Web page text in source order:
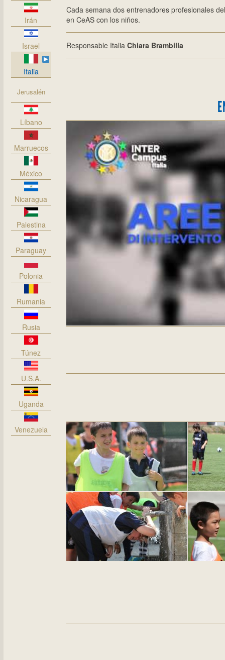
Irán
Israel
Italia
Jerusalén
Líbano
Marruecos
México
Nicaragua
Palestina
Paraguay
Polonia
Rumania
Rusia
Túnez
U.S.A.
Uganda
Venezuela
Cada semana dos entrenadores profesionales
en CeAS con los niños.
Responsable Italia Chiara Brambilla